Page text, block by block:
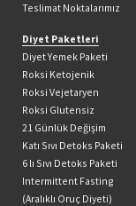
Teslimat Noktalarımız
Diyet Paketleri
Diyet Yemek Paketi
Roksi Ketojenik
Roksi Vejetaryen
Roksi Glutensiz
21 Günlük Değişim
Katı Sıvı Detoks Paketi
6 lı Sıvı Detoks Paketi
Intermittent Fasting
(Aralıklı Oruç Diyeti)